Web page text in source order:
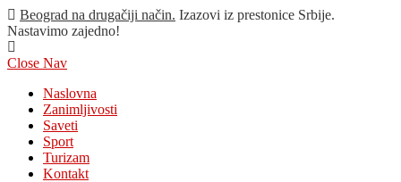
Beograd na drugačiji način. Izazovi iz prestonice Srbije.
Nastavimo zajedno!
Close Nav
Naslovna
Zanimljivosti
Saveti
Sport
Turizam
Kontakt